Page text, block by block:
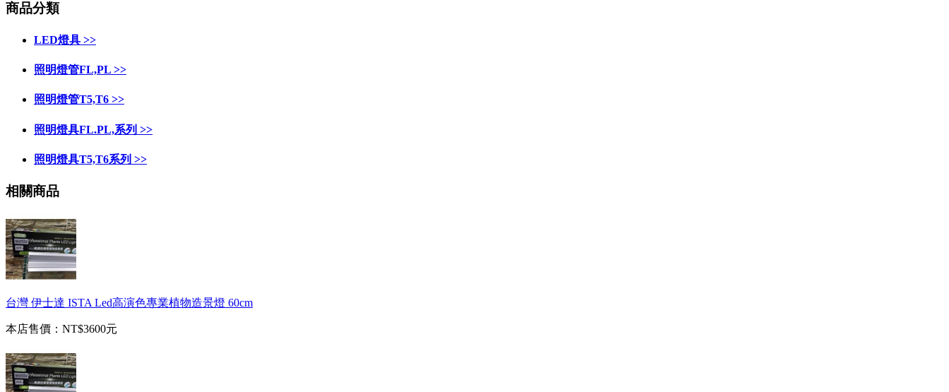
商品分類
LED燈具 >>
照明燈管FL,PL >>
照明燈管T5,T6 >>
照明燈具FL.PL,系列 >>
照明燈具T5,T6系列 >>
相關商品
台灣 伊士達 ISTA Led高演色專業植物造景燈 60cm
本店售價： NT$3600元